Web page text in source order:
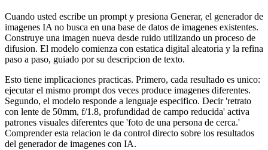
Cuando usted escribe un prompt y presiona Generar, el generador de
imagenes IA no busca en una base de datos de imagenes existentes.
Construye una imagen nueva desde ruido utilizando un proceso de
difusion. El modelo comienza con estatica digital aleatoria y la refina
paso a paso, guiado por su descripcion de texto.
Esto tiene implicaciones practicas. Primero, cada resultado es unico:
ejecutar el mismo prompt dos veces produce imagenes diferentes.
Segundo, el modelo responde a lenguaje especifico. Decir 'retrato
con lente de 50mm, f/1.8, profundidad de campo reducida' activa
patrones visuales diferentes que 'foto de una persona de cerca.'
Comprender esta relacion le da control directo sobre los resultados
del generador de imagenes con IA.